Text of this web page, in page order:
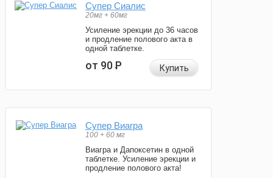
Супер Сиалис
20мг + 60мг
Усиление эрекции до 36 часов
и продление полового акта в
одной таблетке.
от 90Р Купить
Супер Виагра
100 + 60 мг
Виагра и Дапоксетин в одной
таблетке. Усиление эрекции и
продление полового акта!